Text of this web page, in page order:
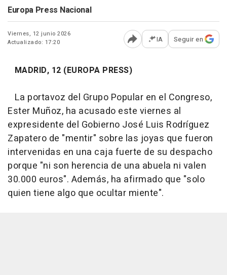
Europa Press Nacional
Viernes, 12 junio 2026
Actualizado: 17:20
Abrir opciones para
IA Seguir en
MADRID, 12 (EUROPA PRESS)
La portavoz del Grupo Popular en el Congreso,
Ester Muñoz, ha acusado este viernes al
expresidente del Gobierno José Luis Rodríguez
Zapatero de "mentir" sobre las joyas que fueron
intervenidas en una caja fuerte de su despacho
porque "ni son herencia de una abuela ni valen
30.000 euros". Además, ha afirmado que "solo
quien tiene algo que ocultar miente".